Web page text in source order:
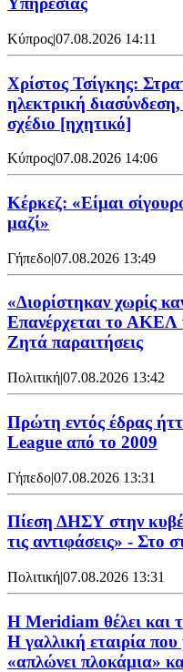
Κύπρος|07.08.2026 14:11
Χρίστος Τσίγκης:
ηλεκτρική
σχέδιο [ηχητικό]
Κύπρος|07.08.2026 14:06
Κέρκεζ: «Είμαι
μαζί»
Γήπεδο|07.08.2026 13:49
«Διορίστηκαν χωρίς
Επανέρχεται το ΑΚΕΛ
Ζητά παραιτήσεις
Πολιτική|07.08.2026 13:42
Πρώτη εντός έδρας
League από το 2009
Γήπεδο|07.08.2026 13:31
Πίεση ΔΗΣΥ στην
τις αντιφάσεις» -
Πολιτική|07.08.2026 13:31
Η Meridiam θέλει και
Η γαλλική εταιρία
«απλώνει πλοκάμια»